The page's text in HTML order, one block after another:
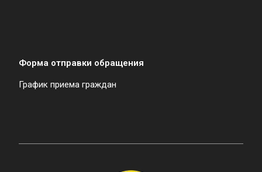
Форма отправки обращения
График приема граждан